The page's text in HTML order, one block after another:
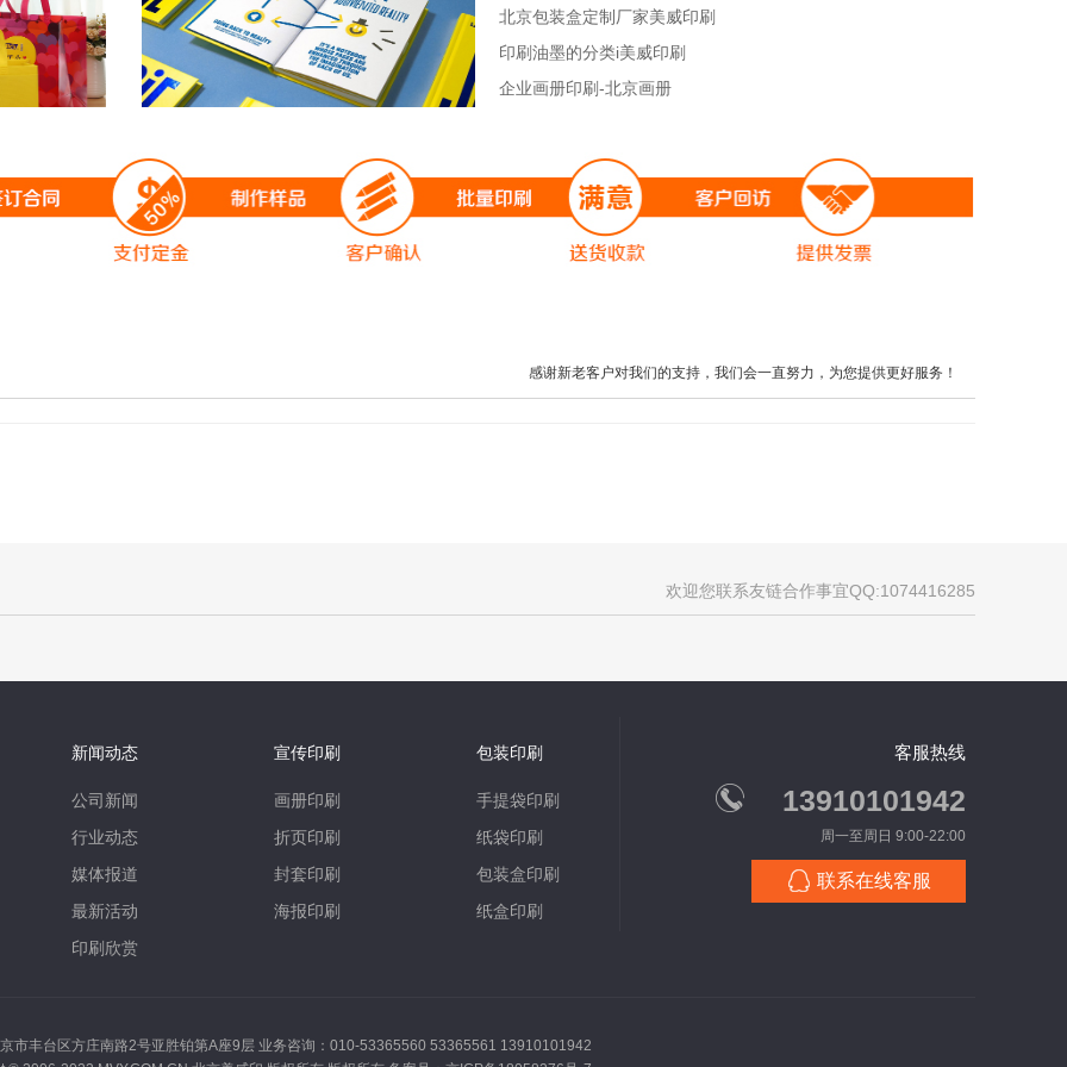
北京包装盒定制厂家美威印刷
印刷油墨的分类i美威印刷
企业画册印刷-北京画册
感谢新老客户对我们的支持，我们会一直努力，为您提供更好服务！
欢迎您联系友链合作事宜QQ:1074416285
新闻动态
公司新闻
行业动态
媒体报道
最新活动
印刷欣赏
宣传印刷
画册印刷
折页印刷
封套印刷
海报印刷
包装印刷
手提袋印刷
纸袋印刷
包装盒印刷
纸盒印刷
客服热线
13910101942
周一至周日 9:00-22:00
联系在线客服
市丰台区方庄南路2号亚胜铂第A座9层 业务咨询：010-53365560 53365561 13910101942